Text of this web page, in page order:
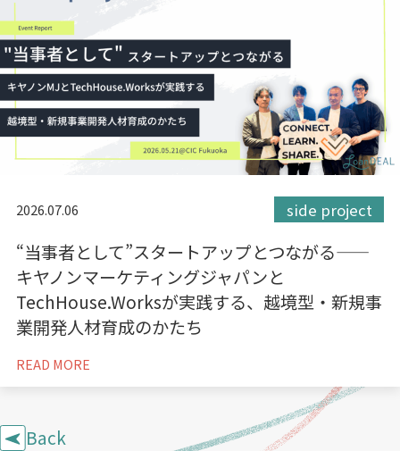
2026.07.06 side project
“当事者として”スタートアップとつながる——
キヤノンマーケティングジャパンと
TechHouse.Worksが実践する、越境型・新規事
業開発人材育成のかたち
READ MORE
Back